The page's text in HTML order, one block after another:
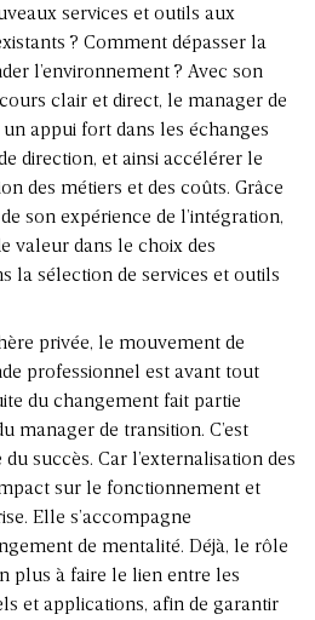
services et outils aux
? Comment dépasser la
l’environnement ? Avec son
clair et direct, le manager de
appui fort dans les échanges
direction, et ainsi accélérer le
des métiers et des coûts. Grâce
son expérience de l’intégration,
valeur dans le choix des
la sélection de services et outils
privée, le mouvement de
professionnel est avant tout
du changement fait partie
manager de transition. C’est
succès. Car l’externalisation des
sur le fonctionnement et
Elle s’accompagne
de mentalité. Déjà, le rôle
plus à faire le lien entre les
et applications, afin de garantir